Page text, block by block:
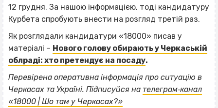
12 грудня. За нашою інформацією, тоді кандидатуру
Курбета спробують внести на розгляд третій раз.
Як розглядали кандидатури «18000» писав у
матеріалі – Нового голову обирають у Черкаській
облраді: хто претендує на посаду.
Перевірена оперативна інформація про ситуацію в
Черкасах та Україні. Підписуйся на телеграм‐канал
«18000 | Шо там у Черкасах?»